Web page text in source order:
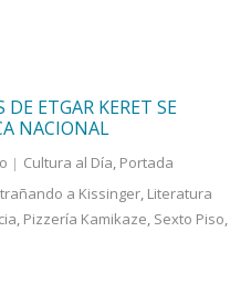
ETGAR KERET SE
NACIONAL
Cultura al Día, Portada
a Kissinger, Literatura
, Pizzería Kamikaze, Sexto Piso,